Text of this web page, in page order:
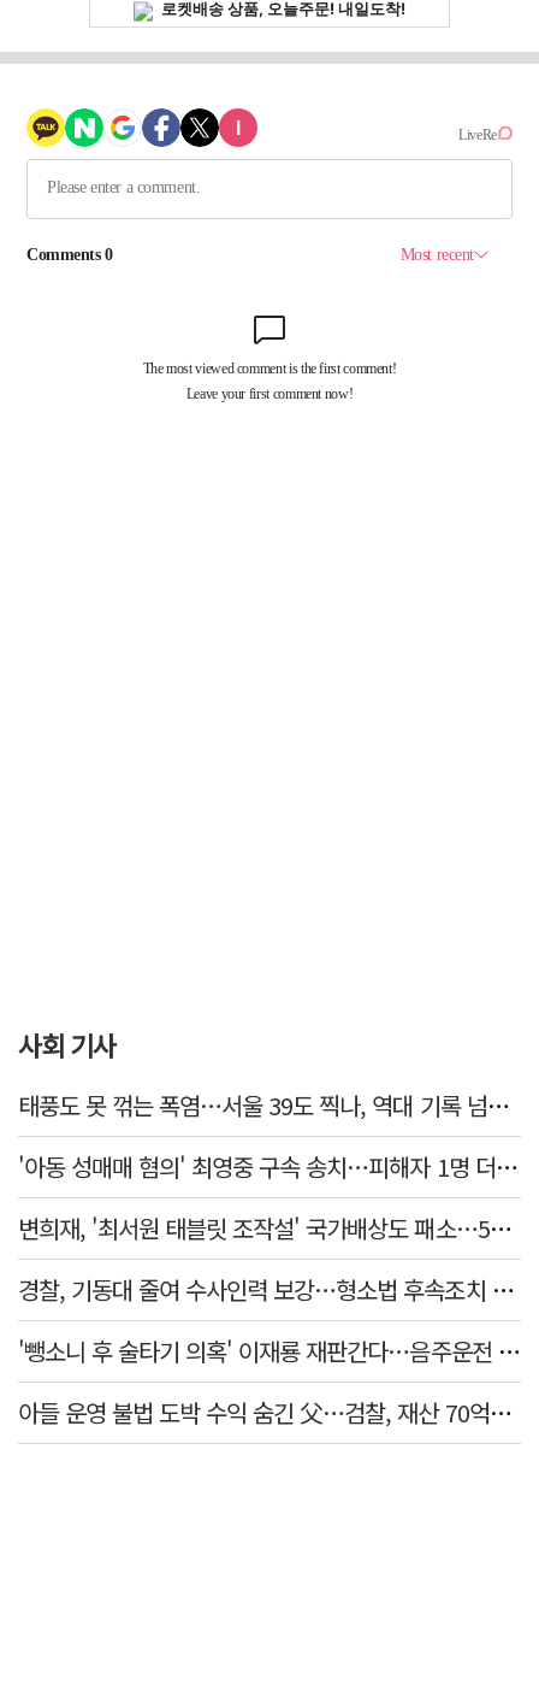
사회 기사
태풍도 못 꺾는 폭염…서울 39도 찍나, 역대 기록 넘본다
'아동 성매매 혐의' 최영중 구속 송치…피해자 1명 더 있었다
변희재, '최서원 태블릿 조작설' 국가배상도 패소…5천만원 청구 기각
경찰, 기동대 줄여 수사인력 보강…형소법 후속조치 본격화
'뺑소니 후 술타기 의혹' 이재룡 재판간다…음주운전 혐의 제외
아들 운영 불법 도박 수익 숨긴 父…검찰, 재산 70억원 몰수